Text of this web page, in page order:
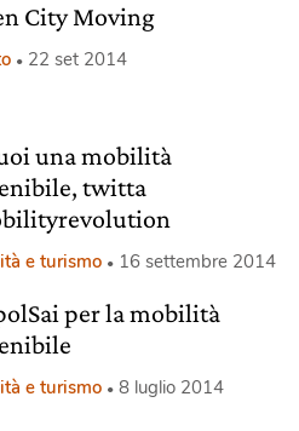
City Moving
22 set 2014
una mobilità
twitta
e turismo 16 settembre 2014
per la mobilità
e turismo 8 luglio 2014